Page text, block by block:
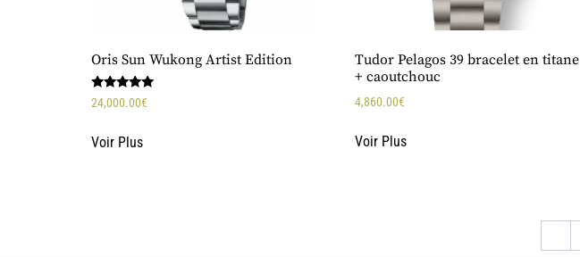
Oris Sun Wukong Artist Edition
Note
5.00
24,000.00€
Voir Plus
Tudor Pelagos 39 bracelet en titane
+ caoutchouc
4,860.00€
Voir Plus